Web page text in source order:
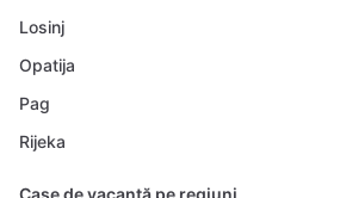
Losinj
Opatija
Pag
Rijeka
Case de vacanță pe regiuni